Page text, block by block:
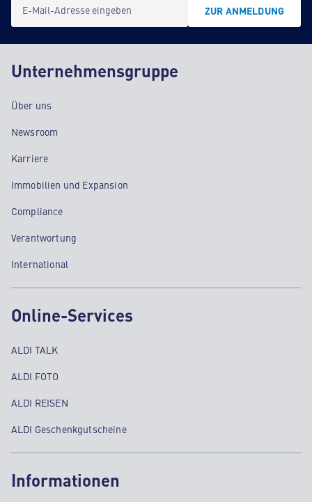
E-Mail-Adresse eingeben ZUR ANMELDUNG
Unternehmensgruppe
Über uns
Newsroom
Karriere
Immobilien und Expansion
Compliance
Verantwortung
International
Online-Services
ALDI TALK
ALDI FOTO
ALDI REISEN
ALDI Geschenkgutscheine
Informationen